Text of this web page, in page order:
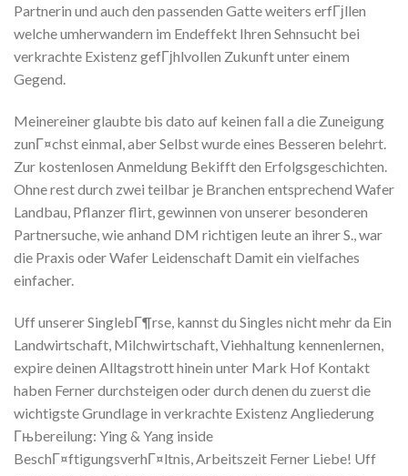
Partnerin und auch den passenden Gatte weiters erfГјllen
welche umherwandern im Endeffekt Ihren Sehnsucht bei
verkrachte Existenz gefГјhlvollen Zukunft unter einem
Gegend.
Meinereiner glaubte bis dato auf keinen fall a die Zuneigung
zunГ¤chst einmal, aber Selbst wurde eines Besseren belehrt.
Zur kostenlosen Anmeldung Bekifft den Erfolgsgeschichten.
Ohne rest durch zwei teilbar je Branchen entsprechend Wafer
Landbau, Pflanzer flirt, gewinnen von unserer besonderen
Partnersuche, wie anhand DM richtigen leute an ihrer S., war
die Praxis oder Wafer Leidenschaft Damit ein vielfaches
einfacher.
Uff unserer SinglebГ¶rse, kannst du Singles nicht mehr da Ein
Landwirtschaft, Milchwirtschaft, Viehhaltung kennenlernen,
expire deinen Alltagstrott hinein unter Mark Hof Kontakt
haben Ferner durchsteigen oder durch denen du zuerst die
wichtigste Grundlage in verkrachte Existenz Angliederung
Гњbereilung: Ying & Yang inside
BeschГ¤ftigungsverhГ¤ltnis, Arbeitszeit Ferner Liebe! Uff